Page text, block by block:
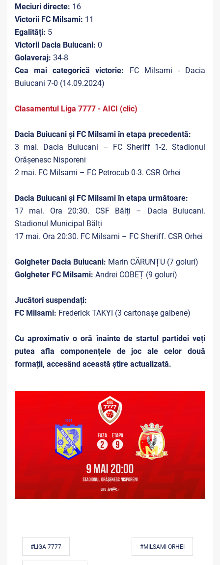
Meciuri directe: 16
Victorii FC Milsami: 11
Egalități: 5
Victorii Dacia Buiucani: 0
Golaveraj: 34-8
Cea mai categorică victorie: FC Milsami - Dacia
Buiucani 7-0 (14.09.2024)
Clasamentul Liga 7777 - AICI (clic)
Dacia Buiucani și FC Milsami în etapa precedentă:
3 mai. Dacia Buiucani – FC Sheriff 1-2. Stadionul
Orășenesc Nisporeni
2 mai. FC Milsami – FC Petrocub 0-3. CSR Orhei
Dacia Buiucani și FC Milsami în etapa următoare:
17 mai. Ora 20:30. CSF Bălți – Dacia Buiucani.
Stadionul Municipal Bălți
17 mai. Ora 20:30. FC Milsami – FC Sheriff. CSR Orhei
Golgheter Dacia Buiucani: Marin CĂRUNȚU (7 goluri)
Golgheter FC Milsami: Andrei COBEȚ (9 goluri)
Jucători suspendați:
FC Milsami: Frederick TAKYI (3 cartonașe galbene)
Cu aproximativ o oră înainte de startul partidei veți
putea afla componențele de joc ale celor două
formații, accesând această știre actualizată.
#LIGA 7777 #MILSAMI ORHEI